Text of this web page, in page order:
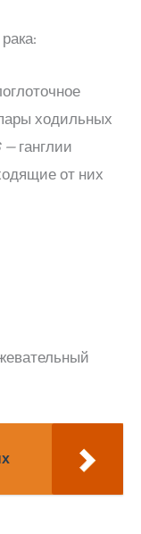
ходильных
—ганглии
от них